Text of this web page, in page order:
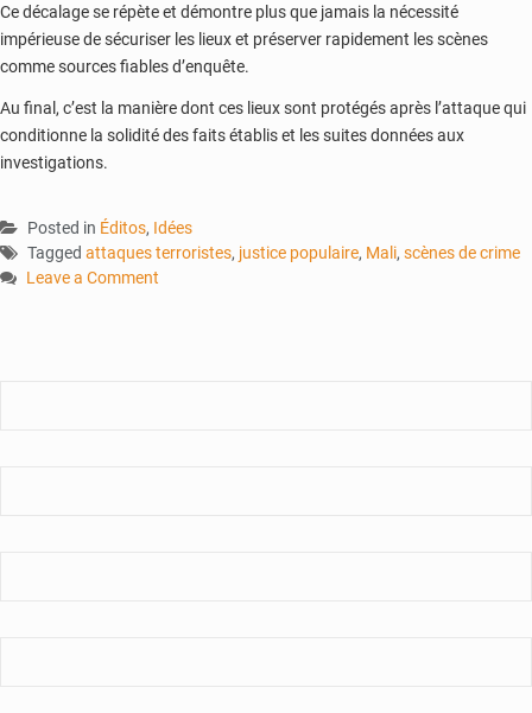
Ce décalage se répète et démontre plus que jamais la nécessité
impérieuse de sécuriser les lieux et préserver rapidement les scènes
comme sources fiables d’enquête.
Au final, c’est la manière dont ces lieux sont protégés après l’attaque qui
conditionne la solidité des faits établis et les suites données aux
investigations.
Posted in Éditos, Idées
Tagged attaques terroristes, justice populaire, Mali, scènes de crime
Leave a Comment